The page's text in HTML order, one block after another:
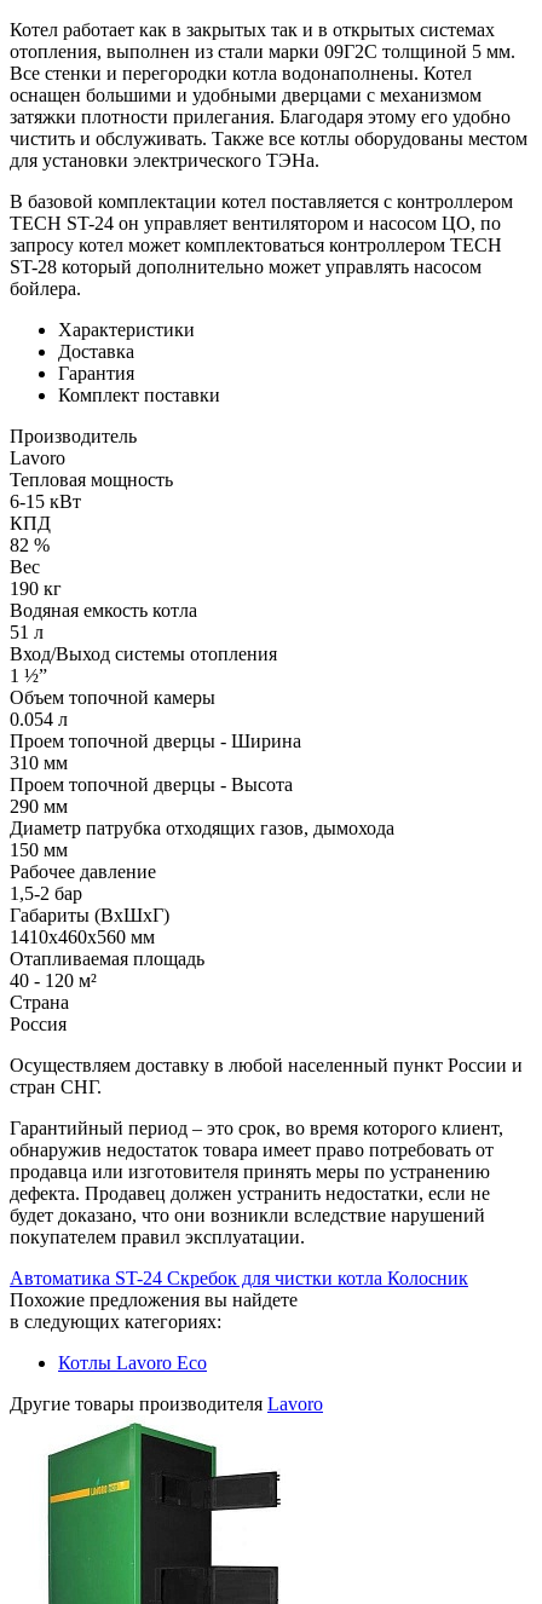
Котел работает как в закрытых так и в открытых системах
отопления, выполнен из стали марки 09Г2С толщиной 5 мм.
Все стенки и перегородки котла водонаполнены. Котел
оснащен большими и удобными дверцами с механизмом
затяжки плотности прилегания. Благодаря этому его удобно
чистить и обслуживать. Также все котлы оборудованы местом
для установки электрического ТЭНа.
В базовой комплектации котел поставляется с контроллером
TECH ST-24 он управляет вентилятором и насосом ЦО, по
запросу котел может комплектоваться контроллером TECH
ST-28 который дополнительно может управлять насосом
бойлера.
Характеристики
Доставка
Гарантия
Комплект поставки
Производитель
Lavoro
Тепловая мощность
6-15 кВт
КПД
82 %
Вес
190 кг
Водяная емкость котла
51 л
Вход/Выход системы отопления
1 ½”
Объем топочной камеры
0.054 л
Проем топочной дверцы - Ширина
310 мм
Проем топочной дверцы - Высота
290 мм
Диаметр патрубка отходящих газов, дымохода
150 мм
Рабочее давление
1,5-2 бар
Габариты (ВхШхГ)
1410x460x560 мм
Отапливаемая площадь
40 - 120 м²
Страна
Россия
Осуществляем доставку в любой населенный пункт России и
стран СНГ.
Гарантийный период – это срок, во время которого клиент,
обнаружив недостаток товара имеет право потребовать от
продавца или изготовителя принять меры по устранению
дефекта. Продавец должен устранить недостатки, если не
будет доказано, что они возникли вследствие нарушений
покупателем правил эксплуатации.
Автоматика ST-24 Скребок для чистки котла Колосник
Похожие предложения вы найдете
в следующих категориях:
Котлы Lavoro Eco
Другие товары производителя Lavoro